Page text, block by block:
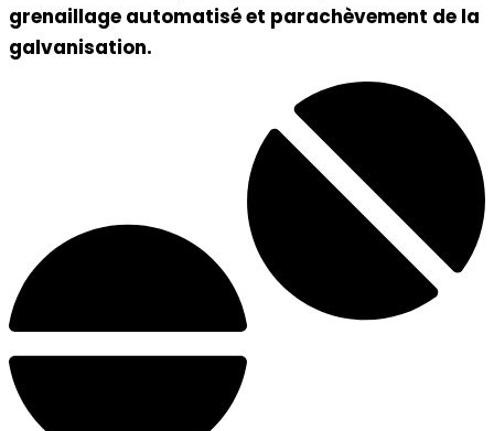
grenaillage automatisé et parachèvement de la
galvanisation.